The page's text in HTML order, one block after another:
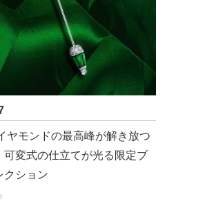
ヤモンドの最高峰が解き放つ
可変式の仕立てが光る限定ブ
クション